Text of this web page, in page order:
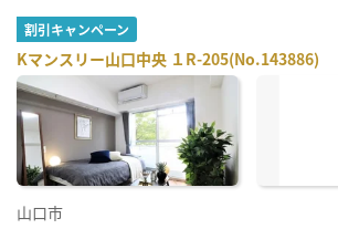
割引キャンペーン
Kマンスリー山口中央 １R-205(No.143886)
山口市